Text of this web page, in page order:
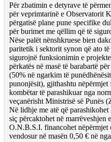
Për zbatimin e detyrave të
për veprimtarinë e Observatorit
përgatisë plane pune specifike
për burimet me qëllim që të
Nëse palët nënshkruese bien
paritetik i sektorit synon që ato
sigurojnë funksionimin e
përkatës në masë të barabartë
(50% në ngarkim të
punonjësit), gjithashtu
kombëtar të parashikuar nga
veçanërisht Ministrisë së Punës
Në lidhje me atë që
siç përcaktohet në marrëveshjen
O.N.B.S.I. financohet nëpërmjet
vendosur në masën 0,50 € në